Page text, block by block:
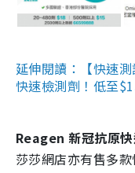
延伸閱讀：【快速
快速檢測劑！低至
Reagen 新冠抗原
莎莎網店亦有售多